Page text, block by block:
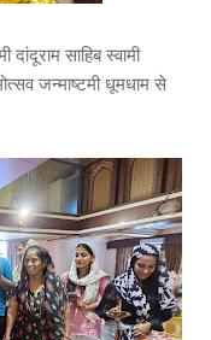
दांदूराम साहिब स्वामी
जन्माष्टमी धूमधाम से